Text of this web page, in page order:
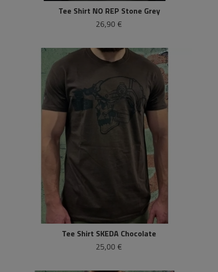
Tee Shirt NO REP Stone Grey
26,90 €
Tee Shirt SKEDA Chocolate
25,00 €